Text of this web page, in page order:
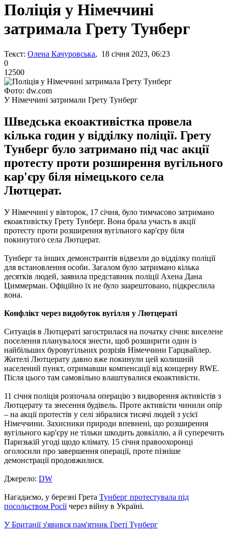
Поліція у Німеччині
затримала Грету Тунберг
Текст: Олена Качуровська, 18 січня 2023, 06:23
0
12500
Фото: dw.com
У Німеччині затримали Грету Тунберг
Шведська екоактивістка провела
кілька годин у відділку поліції. Грету
Тунберг було затримано під час акції
протесту проти розширення вугільного
кар'єру біля німецького села
Лютцерат.
У Німеччині у вівторок, 17 січня, було тимчасово затримано
екоактивістку Грету Тунберг. Вона брала участь в акції
протесту проти розширення вугільного кар'єру біля
покинутого села Лютцерат.
Тунберг та інших демонстрантів відвезли до відділку поліції
для встановлення особи. Загалом було затримано кілька
десятків людей, заявила представник поліції Ахена Дана
Циммерман. Офіційно їх не було заарештовано, підкреслила
вона.
Конфлікт через видобуток вугілля у Лютцераті
Ситуація в Лютцераті загострилася на початку січня: виселене
поселення планувалося знести, щоб розширити один із
найбільших буровугільних розрізів Німеччини Гарцвайлер.
Жителі Лютцерату давно вже покинули цей колишній
населений пункт, отримавши компенсації від концерну RWE.
Після цього там самовільно влаштувалися екоактивісти.
11 січня поліція розпочала операцію з видворення активістів з
Лютцерату та знесення будівель. Проте активісти чинили опір
– на акції протестів у селі зібралися тисячі людей з усієї
Німеччини. Захисники природи впевнені, що розширення
вугільного кар'єру не тільки шкодить довкіллю, а й суперечить
Паризькій угоді щодо клімату. 15 січня правоохоронці
оголосили про завершення операції, проте пізніше
демонстрації продовжилися.
Джерело: DW
Нагадаємо, у березні Грета Тунберг протестувала під
посольством Росіїчерез війну в Україні.
У Британії з'явився пам'ятник Греті Тунберг